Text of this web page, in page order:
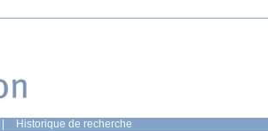
Historique de recherche